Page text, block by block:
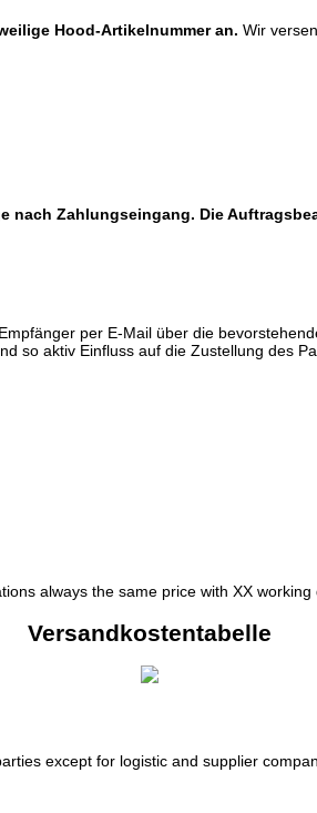
Hood-Artikelnummer an. Wir
nach Zahlungseingang. Die
per E-Mail über die
so aktiv Einfluss auf die Zustellung des
always the same price with XX
Versandkostentabelle
except for logistic and supplier